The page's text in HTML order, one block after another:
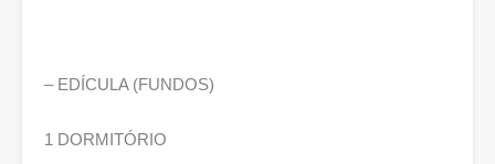
– EDÍCULA (FUNDOS)
1 DORMITÓRIO